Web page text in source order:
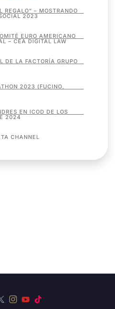
REGALO” – MOSTRANDO
2023
EURO AMERICANO
– CEA DIGITAL LAW
DE LA FACTORÍA GRUPO
2023 (FUCINO,
EN ICOD DE LOS
2024
CHANNEL